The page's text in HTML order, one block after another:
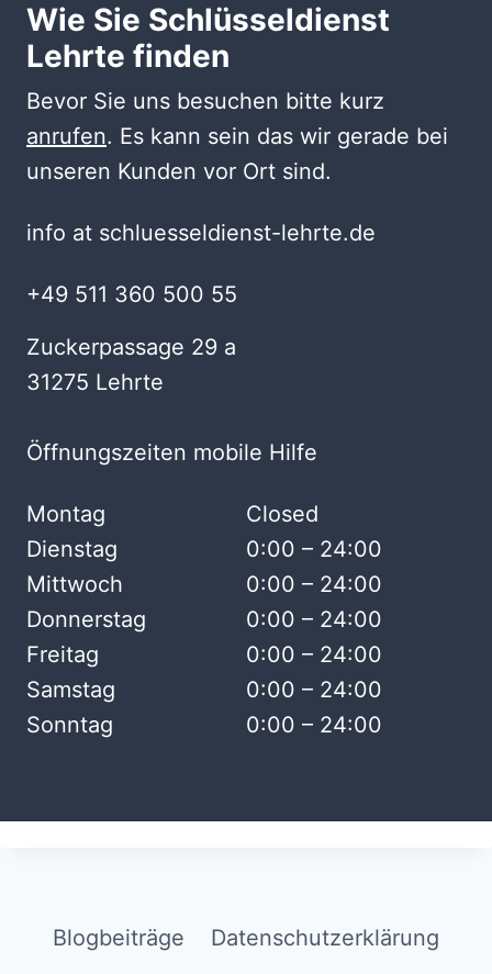
Wie Sie Schlüsseldienst
Lehrte finden
Bevor Sie uns besuchen bitte kurz
anrufen. Es kann sein das wir gerade bei
unseren Kunden vor Ort sind.
info at schluesseldienst-lehrte.de
+49 511 360 500 55
Zuckerpassage 29 a
31275 Lehrte
Öffnungszeiten mobile Hilfe
Montag
Dienstag
Mittwoch
Donnerstag
Freitag
Samstag
Sonntag
Closed
0:00 – 24:00
0:00 – 24:00
0:00 – 24:00
0:00 – 24:00
0:00 – 24:00
0:00 – 24:00
Blogbeiträge
Datenschutzerklärung